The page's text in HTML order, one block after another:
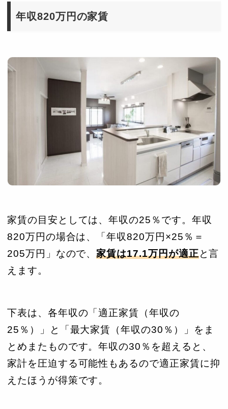
年収820万円の家賃
家賃の目安としては、年収の25％です。年収
820万円の場合は、「年収820万円×25％＝
205万円」なので、家賃は17.1万円が適正と言
えます。
下表は、各年収の「適正家賃（年収の
25％）」と「最大家賃（年収の30％）」をま
とめまたものです。年収の30％を超えると、
家計を圧迫する可能性もあるので適正家賃に抑
えたほうが得策です。